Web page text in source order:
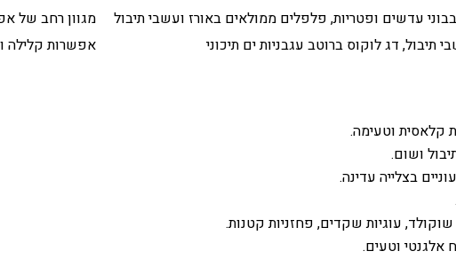
עדשים ופטריות, פלפלים ממולאים באורז ועשבי תיבול
מגוון רחב של
תיבול, דג לוקוס ברוטב עגבניות ים תיכוני אפשרות קלילה
קלאסית וטעימה.
ושום.
בצלייה עדינה.
שוקולד, עוגיות שקדים, פחזניות קטנות.
אלגנטי וטעים.